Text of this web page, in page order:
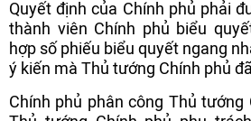
Quyết định của Chính phủ phải
thành viên Chính phủ biểu
hợp số phiếu biểu quyết ngang
ý kiến mà Thủ tướng Chính phủ
Chính phủ phân công Thủ tướng